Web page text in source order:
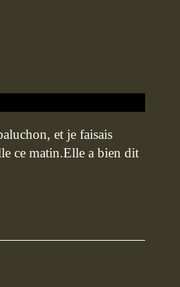
et je faisais
ce matin.Elle a bien dit